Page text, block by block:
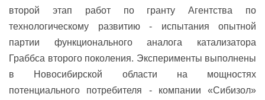
второй этап работпо гранту Агентства по
технологическому развитию- испытания опытной
партии функционального аналога катализатора
Граббса второго поколения. Эксперименты выполнены
в Новосибирской области на мощностях
потенциального потребителя - компании «Сибизол»